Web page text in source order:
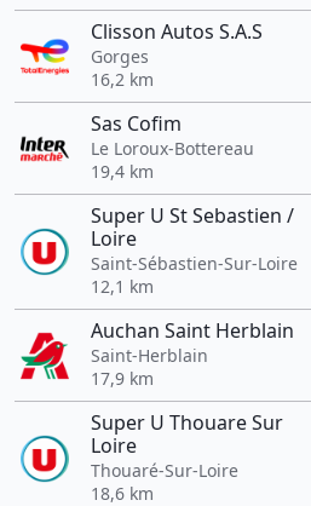
Clisson Autos S.A.S
Gorges
16,2 km
Sas Cofim
Le Loroux-Bottereau
19,4 km
Super U St Sebastien /
Loire
Saint-Sébastien-Sur-Loire
12,1 km
Auchan Saint Herblain
Saint-Herblain
17,9 km
Super U Thouare Sur
Loire
Thouaré-Sur-Loire
18,6 km